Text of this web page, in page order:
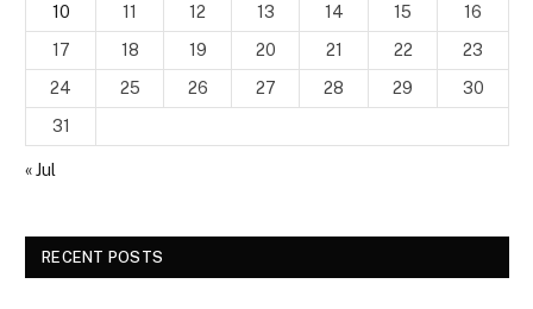
10
11 12 13 14 15
16
17
18 19 20 21 22
23
24
25 26 27 28 29
30
31
« Jul
RECENT POSTS